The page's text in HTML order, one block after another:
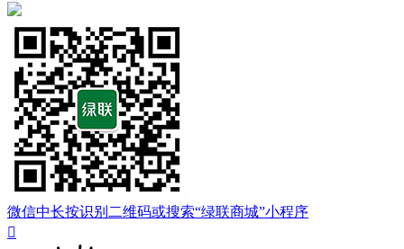
微信中长按识别二维码或搜索“绿联商城”小程序
